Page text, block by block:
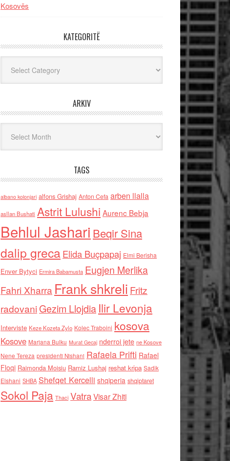
Kosovës
KATEGORITË
ARKIV
TAGS
albano kolonjari alfons Grishaj Anton Cefa arben llalla
asllan Bushati Astrit Lulushi Aurenc Bebja
Behlul Jashari Beqir Sina
dalip grecaElida Buçpapaj Elmi Berisha
Enver Bytyci Ermira Babamusta Eugjen Merlika
Fahri Xharra Frank shkreli Fritz
radovaniGezim Llojdia Ilir Levonja
Interviste Keze Kozeta Zylo Kolec Traboini kosova
Kosove Marjana Bulku Murat Gecaj nderroi jete ne Kosove
Nene Tereza presidenti Nishani Rafaela Prifti Rafael
Floqi Raimonda Moisiu Ramiz Lushaj reshat kripa Sadik
Elshani SHBA Shefqet Kercelli shqiperia shqiptaret
Sokol Paja Thaci VatraVisar Zhiti